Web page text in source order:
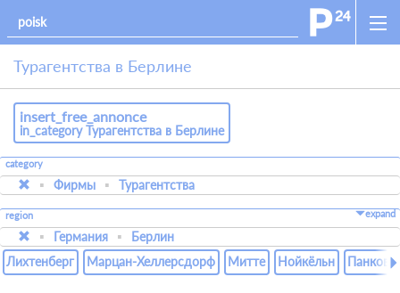
Турагентства в Берлине
insert_free_annonce
in_category Турагентства в Берлине
category
Фирмы Турагентства
region expand
Германия
Берлин
Лихтенберг
Марцан-Хеллерсдорф Митте Нойкёльн Панков